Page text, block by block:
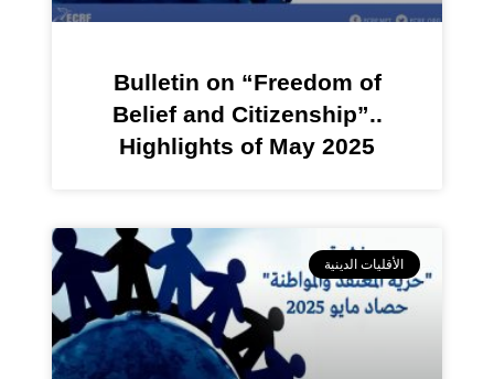
Bulletin on “Freedom of
Belief and Citizenship”..
Highlights of May 2025
الأقليات الدينية